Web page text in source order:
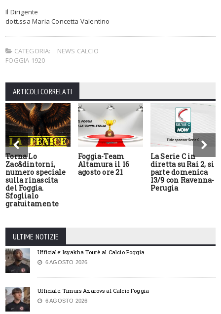
Il Dirigente
dott.ssa Maria Concetta Valentino
CATEGORIA:
NEWS CALCIO
FOGGIA 1920
ARTICOLI CORRELATI
Torna Lo
Zac&dintorni,
numero speciale
sulla rinascita
del Foggia.
Sfoglialo
gratuitamente
Foggia-Team
Altamura il 16
agosto ore 21
La Serie C in
diretta su Rai 2, si
parte domenica
13/9 con Ravenna-
Perugia
ULTIME NOTIZIE
Ufficiale: Isyakha Tourè al Calcio Foggia
6 AGOSTO 2026
Ufficiale: Timurs Azarovs al Calcio Foggia
6 AGOSTO 2026